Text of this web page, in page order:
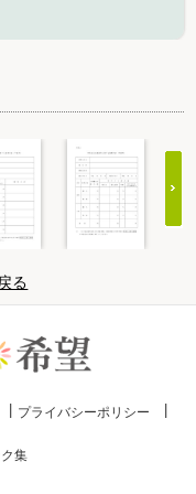
る
プライバシーポリシー
集